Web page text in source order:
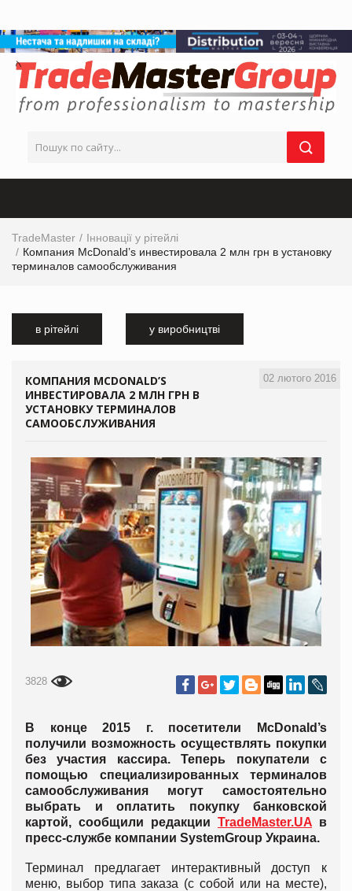
TradeMaster
Інновації у рітейлі
Компания McDonald’s инвестировала 2 млн грн в установку
терминалов самообслуживания
в рітейлі у виробництві
02 лютого 2016
КОМПАНИЯ MCDONALD’S
ИНВЕСТИРОВАЛА 2 МЛН ГРН В
УСТАНОВКУ ТЕРМИНАЛОВ
САМООБСЛУЖИВАНИЯ
3828
В конце 2015 г. посетители McDonald’s
получили возможность осуществлять покупки
без участия кассира. Теперь покупатели с
помощью специализированных терминалов
самообслуживания могут самостоятельно
выбрать и оплатить покупку банковской
картой, сообщили редакции TradeMaster.UA в
пресс-службе компании SystemGroup Украина.
Терминал предлагает интерактивный доступ к
меню, выбор типа заказа (с собой или на месте),